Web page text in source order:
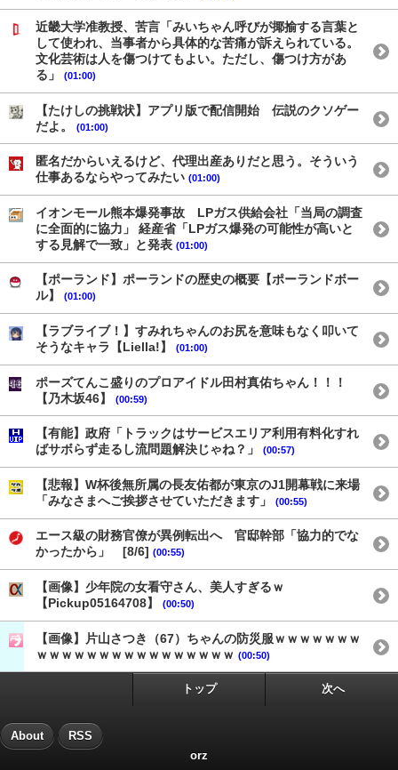
近畿大学准教授、苦言「みいちゃん呼びが揶揄する言葉と
して使われ、当事者から具体的な苦痛が訴えられている。
文化芸術は人を傷つけてもよい。ただし、傷つけ方があ
る」
(01:00)
【たけしの挑戦状】アプリ版で配信開始 伝説のクソゲー
だよ。
(01:00)
匿名だからいえるけど、代理出産ありだと思う。そういう
仕事あるならやってみたい (01:00)
イオンモール熊本爆発事故 LPガス供給会社「当局の調査
に全面的に協力」 経産省「LPガス爆発の可能性が高いと
する見解で一致」と発表 (01:00)
【ポーランド】ポーランドの歴史の概要【ポーランドボー
ル】
(01:00)
【ラブライブ！】すみれちゃんのお尻を意味もなく叩いて
そうなキャラ【Liella!】
(01:00)
ポーズてんこ盛りのプロアイドル田村真佑ちゃん！！！
【乃木坂46】
(00:59)
【有能】政府「トラックはサービスエリア利用有料化すれ
ばサボらず走るし流問題解決じゃね？」
(00:57)
【悲報】W杯後無所属の長友佑都が東京のJ1開幕戦に来場
「みなさまへご挨拶させていただきます」
(00:55)
エース級の財務官僚が異例転出へ 官邸幹部「協力的でな
かったから」 [8/6] (00:55)
【画像】少年院の女看守さん、美人すぎるｗ
【Pickup05164708】
(00:50)
【画像】片山さつき（67）ちゃんの防災服ｗｗｗｗｗｗｗ
ｗｗｗｗｗｗｗｗｗｗｗｗｗｗｗｗ (00:50)
トップ 次へ
About RSS
orz